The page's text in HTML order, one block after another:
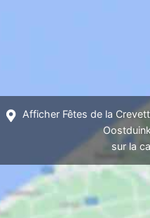
Afficher Fêtes de la
sur la